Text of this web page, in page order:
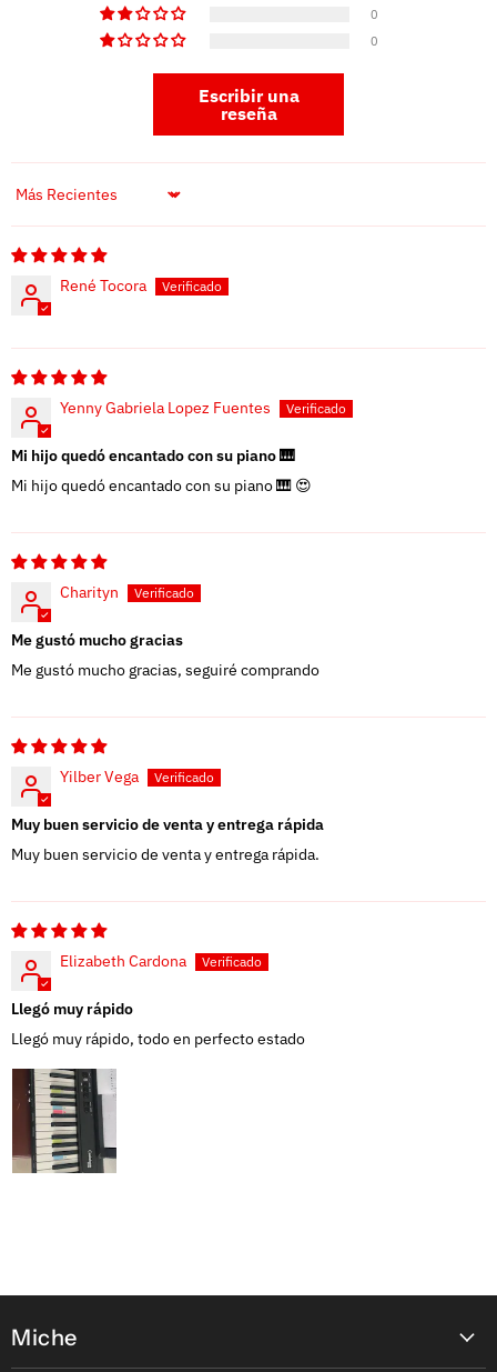
0
0
Escribir una
reseña
Sort by
René Tocora
Yenny Gabriela Lopez Fuentes
Mi hijo quedó encantado con su piano 🎹
Mi hijo quedó encantado con su piano 🎹 😍
Charityn
Me gustó mucho gracias
Me gustó mucho gracias, seguiré comprando
Yilber Vega
Muy buen servicio de venta y entrega rápida
Muy buen servicio de venta y entrega rápida.
Elizabeth Cardona
Llegó muy rápido
Llegó muy rápido, todo en perfecto estado
Miche